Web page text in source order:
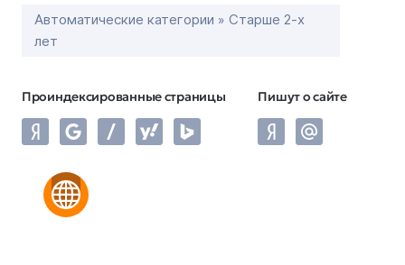
Автоматические категории » Старше 2-х
лет
Проиндексированные страницы Пишут о сайте